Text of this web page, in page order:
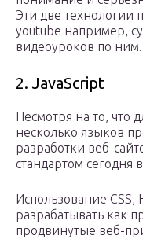
Эти две технологии
youtube например,
видеоуроков по ним.
2. JavaScript
Несмотря на то, что
несколько языков
разработки веб-
стандартом сегодня
Использование CSS,
разрабатывать как
продвинутые веб-